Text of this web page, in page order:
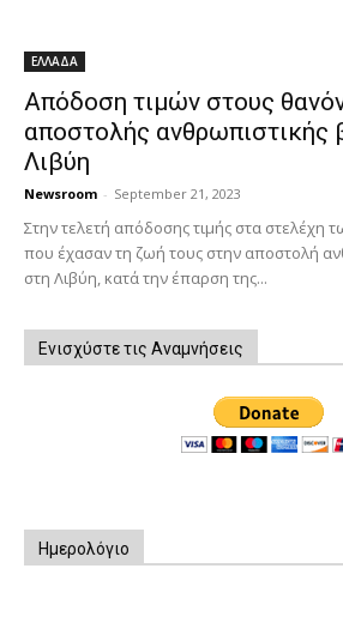
ΕΛΛΑΔΑ
Απόδοση τιμών στους
αποστολής ανθρωπιστικής
Λιβύη
Newsroom - September 21, 2023
Στην τελετή απόδοσης τιμής στα
που έχασαν τη ζωή τους στην αποστολή
στη Λιβύη, κατά την έπαρση της...
Ενισχύστε τις Αναμνήσεις
Ημερολόγιο